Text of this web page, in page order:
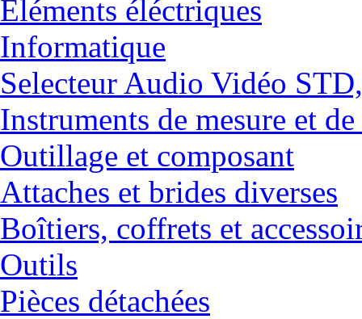
Eléments éléctriques
Informatique
Selecteur Audio Vidéo
Instruments de mesure et
Outillage et composant
Attaches et brides diverses
Boîtiers, coffrets et
Outils
Pièces détachées